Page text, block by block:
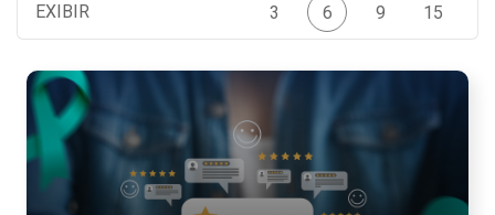
EXIBIR 3 6 9 15